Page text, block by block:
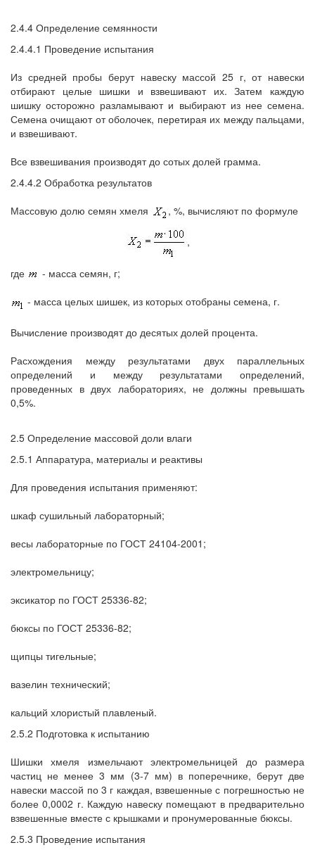
2.4.4 Определение семянности
2.4.4.1 Проведение испытания
Из средней пробы берут навеску массой 25 г, от навески
отбирают целые шишки и взвешивают их. Затем каждую
шишку осторожно разламывают и выбирают из нее семена.
Семена очищают от оболочек, перетирая их между пальцами,
и взвешивают.
Все взвешивания производят до сотых долей грамма.
2.4.4.2 Обработка результатов
Массовую долю семян хмеля
, %, вычисляют по формуле
,
где
- масса семян, г;
- масса целых шишек, из которых отобраны семена, г.
Вычисление производят до десятых долей процента.
Расхождения между результатами двух параллельных
определений и между результатами определений,
проведенных в двух лабораториях, не должны превышать
0,5%.
2.5 Определение массовой доли влаги
2.5.1 Аппаратура, материалы и реактивы
Для проведения испытания применяют:
шкаф сушильный лабораторный;
весы лабораторные по ГОСТ 24104-2001;
электромельницу;
эксикатор по ГОСТ 25336-82;
бюксы по ГОСТ 25336-82;
щипцы тигельные;
вазелин технический;
кальций хлористый плавленый.
2.5.2 Подготовка к испытанию
Шишки хмеля измельчают электромельницей до размера
частиц не менее 3 мм (3-7 мм) в поперечнике, берут две
навески массой по 3 г каждая, взвешенные с погрешностью не
более 0,0002 г. Каждую навеску помещают в предварительно
взвешенные вместе с крышками и пронумерованные бюксы.
2.5.3 Проведение испытания